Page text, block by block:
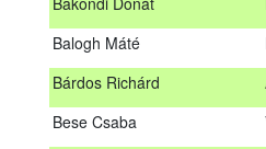
Balogh Máté
Bárdos Richárd
Bese Csaba
teljesítők névsorát.
A sikeres vizsgáról szóló